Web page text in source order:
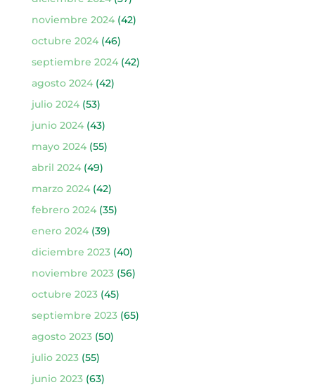
noviembre 2024(42)
octubre 2024(46)
septiembre 2024(42)
agosto 2024(42)
julio 2024(53)
junio 2024(43)
mayo 2024(55)
abril 2024(49)
marzo 2024(42)
febrero 2024(35)
enero 2024(39)
diciembre 2023(40)
noviembre 2023(56)
octubre 2023(45)
septiembre 2023(65)
agosto 2023(50)
julio 2023(55)
junio 2023(63)